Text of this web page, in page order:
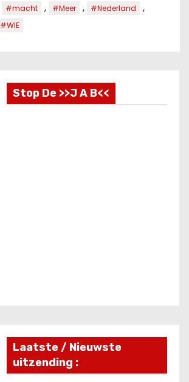
#macht , #Meer , #Nederland ,
#WIE
Stop De >>J A B<<
Laatste / Nieuwste
uitzending :